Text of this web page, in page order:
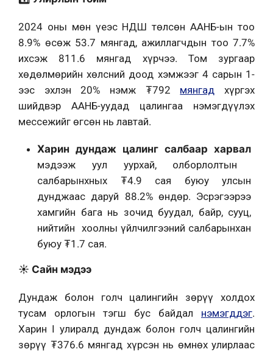
2024 оны мөн үеэс НДШ төлсөн ААНБ-ын тоо
8.9% өсөж 53.7 мянгад, ажиллагчдын тоо 7.7%
ихсэж 811.6 мянгад хүрчээ. Том зургаар
хөдөлмөрийн хөлсний доод хэмжээг 4 сарын 1-
ээс эхлэн 20% нэмж ₮792 мянгад хүргэх
шийдвэр ААНБ-уудад цалингаа нэмэгдүүлэх
мессежийг өгсөн нь лавтай.
Харин дундаж цалинг салбаар харвал
мэдээж уул уурхай, олборлолтын
салбарынхных ₮4.9 сая буюу улсын
дунджаас даруй 88.2% өндөр. Эсрэгээрээ
хамгийн бага нь зочид буудал, байр, сууц,
нийтийн хоолны үйлчилгээний салбарынхан
буюу ₮1.7 сая.
☀️ Сайн мэдээ
Дундаж болон голч цалингийн зөрүү холдох
тусам орлогын тэгш бус байдал нэмэгддэг.
Харин I улиралд дундаж болон голч цалингийн
зөрүү ₮376.6 мянгад хүрсэн нь өмнөх улирлаас